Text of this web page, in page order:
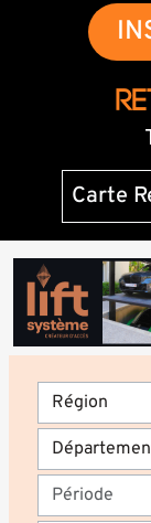
Carte